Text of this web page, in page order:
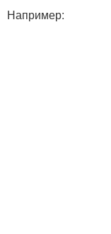
Например: